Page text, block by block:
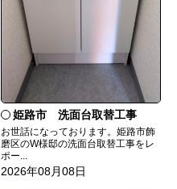
姫路市 洗面台取替工事
お世話になっております。姫路市飾
磨区のW様邸の洗面台取替工事をレ
ポー...
2026年08月08日